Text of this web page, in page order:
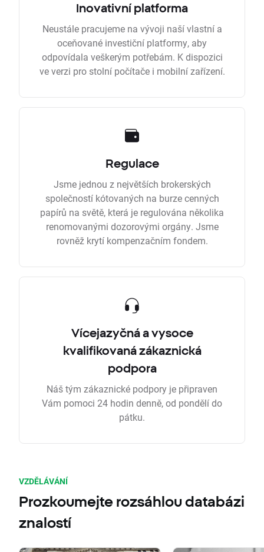
Inovativní platforma
Neustále pracujeme na vývoji naší vlastní a
oceňované investiční platformy, aby
odpovídala veškerým potřebám. K dispozici
ve verzi pro stolní počítače i mobilní zařízení.
Regulace
Jsme jednou z největších brokerských
společností kótovaných na burze cenných
papírů na světě, která je regulována několika
renomovanými dozorovými orgány. Jsme
rovněž krytí kompenzačním fondem.
Vícejazyčná a vysoce
kvalifikovaná zákaznická
podpora
Náš tým zákaznické podpory je připraven
Vám pomoci 24 hodin denně, od pondělí do
pátku.
VZDĚLÁVÁNÍ
Prozkoumejte rozsáhlou databázi
znalostí